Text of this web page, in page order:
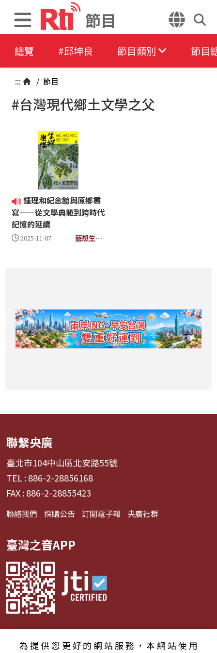
節目
總覽 #邱坤良 節目類別 節目
::: / 節目
#台灣現代鄉土文學之父
鍾理和紀念館與原鄉書
寫——從文學典範到跨時代
記憶的延續
2025-11-07
藝想生活
聯繫央廣
臺北市104中山區北安路55號
TEL : 886-2-28856168
FAX : 886-2-28855423
聯絡我們 採購公告 訂閱電子報 央廣社群
臺灣之音APP
為提供您更好的網站服務，本網站使用